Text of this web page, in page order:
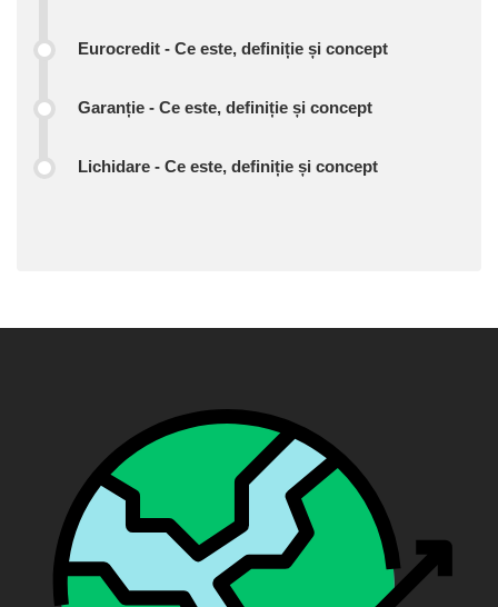
Eurocredit - Ce este, definiție și concept
Garanție - Ce este, definiție și concept
Lichidare - Ce este, definiție și concept